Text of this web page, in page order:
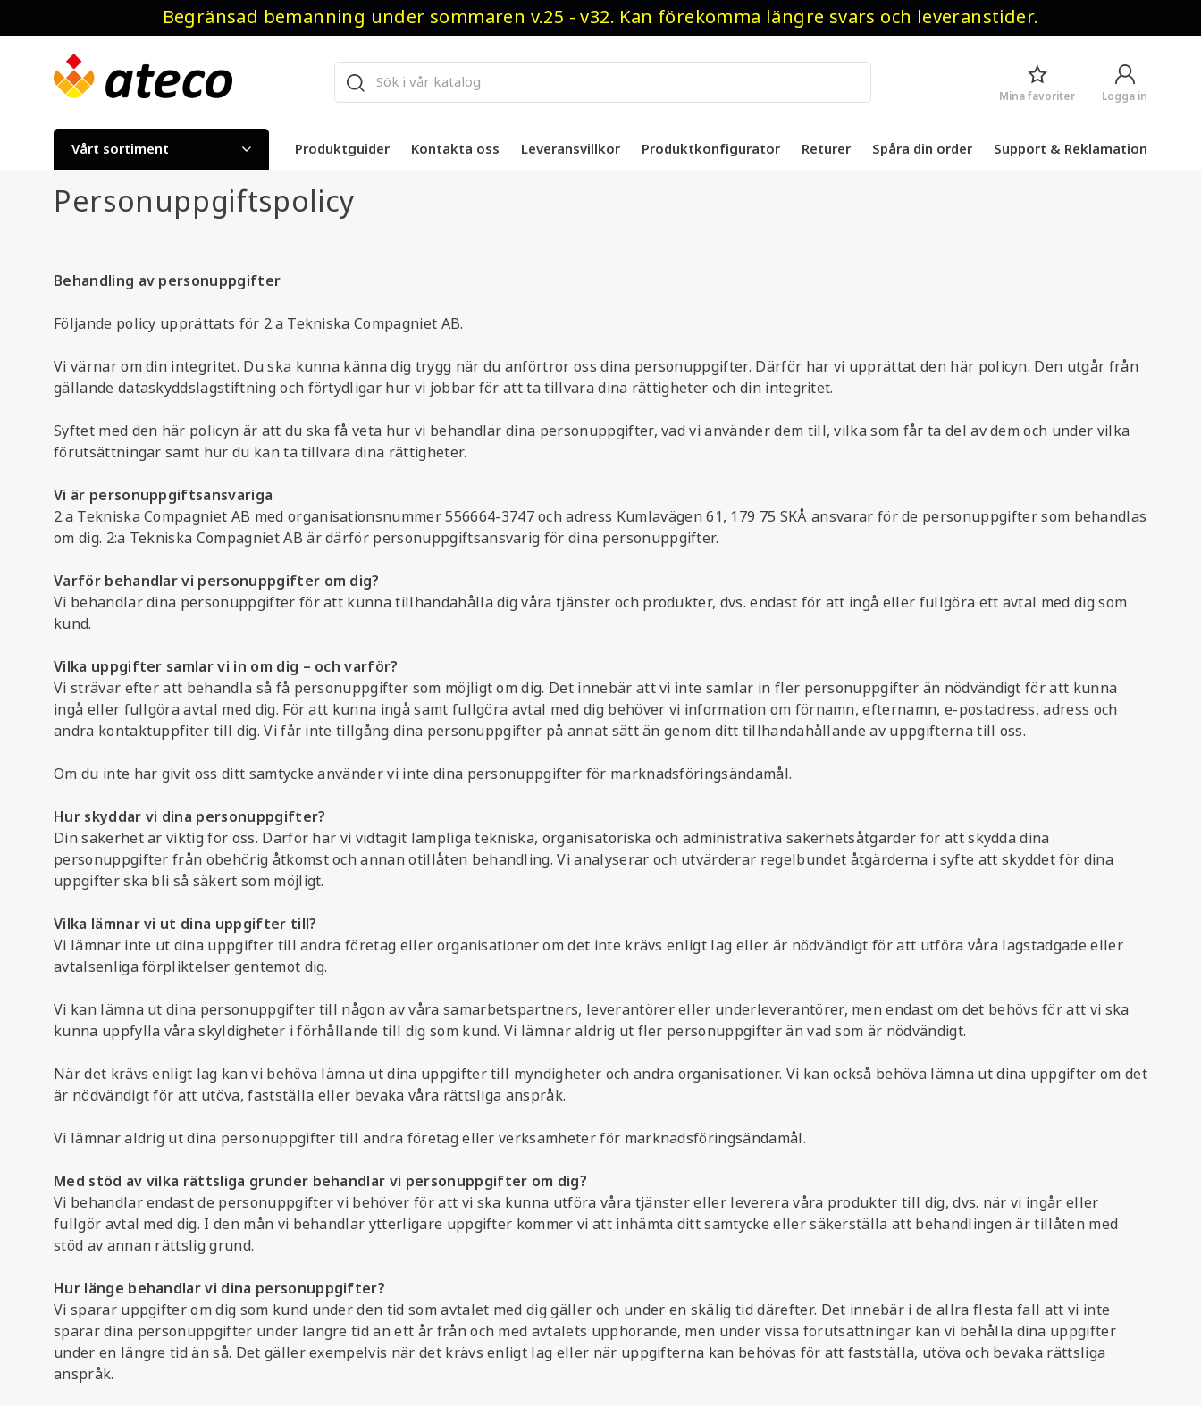
Begränsad bemanning under sommaren v.25 - v32. Kan förekomma längre svars och leveranstider.
Logga in
Mina favoriter
Vårt sortiment Produktguider Kontakta oss Leveransvillkor Produktkonfigurator Returer Spåra din order Support & Reklamation
Personuppgiftspolicy
Behandling av personuppgifter
Följande policy upprättats för 2:a Tekniska Compagniet AB.
Vi värnar om din integritet. Du ska kunna känna dig trygg när du anförtror oss dina personuppgifter. Därför har vi upprättat den här policyn. Den utgår från
gällande dataskyddslagstiftning och förtydligar hur vi jobbar för att ta tillvara dina rättigheter och din integritet.
Syftet med den här policyn är att du ska få veta hur vi behandlar dina personuppgifter, vad vi använder dem till, vilka som får ta del av dem och under vilka
förutsättningar samt hur du kan ta tillvara dina rättigheter.
Vi är personuppgiftsansvariga
2:a Tekniska Compagniet AB med organisationsnummer 556664-3747 och adress Kumlavägen 61, 179 75 SKÅ ansvarar för de personuppgifter som behandlas
om dig. 2:a Tekniska Compagniet AB är därför personuppgiftsansvarig för dina personuppgifter.
Varför behandlar vi personuppgifter om dig?
Vi behandlar dina personuppgifter för att kunna tillhandahålla dig våra tjänster och produkter, dvs. endast för att ingå eller fullgöra ett avtal med dig som
kund.
Vilka uppgifter samlar vi in om dig – och varför?
Vi strävar efter att behandla så få personuppgifter som möjligt om dig. Det innebär att vi inte samlar in fler personuppgifter än nödvändigt för att kunna
ingå eller fullgöra avtal med dig. För att kunna ingå samt fullgöra avtal med dig behöver vi information om förnamn, efternamn, e-postadress, adress och
andra kontaktuppfiter till dig. Vi får inte tillgång dina personuppgifter på annat sätt än genom ditt tillhandahållande av uppgifterna till oss.
Om du inte har givit oss ditt samtycke använder vi inte dina personuppgifter för marknadsföringsändamål.
Hur skyddar vi dina personuppgifter?
Din säkerhet är viktig för oss. Därför har vi vidtagit lämpliga tekniska, organisatoriska och administrativa säkerhetsåtgärder för att skydda dina
personuppgifter från obehörig åtkomst och annan otillåten behandling. Vi analyserar och utvärderar regelbundet åtgärderna i syfte att skyddet för dina
uppgifter ska bli så säkert som möjligt.
Vilka lämnar vi ut dina uppgifter till?
Vi lämnar inte ut dina uppgifter till andra företag eller organisationer om det inte krävs enligt lag eller är nödvändigt för att utföra våra lagstadgade eller
avtalsenliga förpliktelser gentemot dig.
Vi kan lämna ut dina personuppgifter till någon av våra samarbetspartners, leverantörer eller underleverantörer, men endast om det behövs för att vi ska
kunna uppfylla våra skyldigheter i förhållande till dig som kund. Vi lämnar aldrig ut fler personuppgifter än vad som är nödvändigt.
När det krävs enligt lag kan vi behöva lämna ut dina uppgifter till myndigheter och andra organisationer. Vi kan också behöva lämna ut dina uppgifter om det
är nödvändigt för att utöva, fastställa eller bevaka våra rättsliga anspråk.
Vi lämnar aldrig ut dina personuppgifter till andra företag eller verksamheter för marknadsföringsändamål.
Med stöd av vilka rättsliga grunder behandlar vi personuppgifter om dig?
Vi behandlar endast de personuppgifter vi behöver för att vi ska kunna utföra våra tjänster eller leverera våra produkter till dig, dvs. när vi ingår eller
fullgör avtal med dig. I den mån vi behandlar ytterligare uppgifter kommer vi att inhämta ditt samtycke eller säkerställa att behandlingen är tillåten med
stöd av annan rättslig grund.
Hur länge behandlar vi dina personuppgifter?
Vi sparar uppgifter om dig som kund under den tid som avtalet med dig gäller och under en skälig tid därefter. Det innebär i de allra flesta fall att vi inte
sparar dina personuppgifter under längre tid än ett år från och med avtalets upphörande, men under vissa förutsättningar kan vi behålla dina uppgifter
under en längre tid än så. Det gäller exempelvis när det krävs enligt lag eller när uppgifterna kan behövas för att fastställa, utöva och bevaka rättsliga
anspråk.